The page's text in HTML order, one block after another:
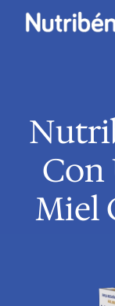
Con
Miel